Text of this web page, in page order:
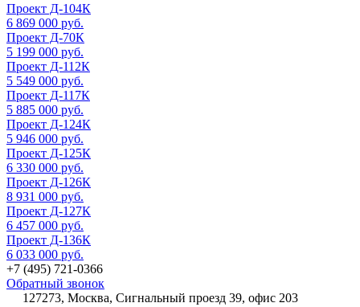
Проект Д-104К
6 869 000 руб.
Проект Д-70К
5 199 000 руб.
Проект Д-112К
5 549 000 руб.
Проект Д-117К
5 885 000 руб.
Проект Д-124К
5 946 000 руб.
Проект Д-125К
6 330 000 руб.
Проект Д-126К
8 931 000 руб.
Проект Д-127К
6 457 000 руб.
Проект Д-136К
6 033 000 руб.
+7 (495) 721-0366
Обратный звонок
127273, Москва, Сигнальный проезд 39, офис 203